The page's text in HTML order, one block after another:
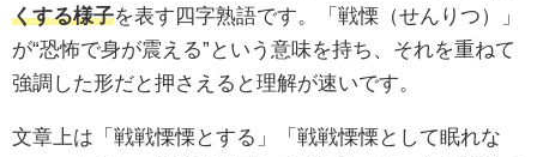
くする様子を表す四字熟語です。「戦慄（せんりつ）」
が“恐怖で身が震える”という意味を持ち、それを重ねて
強調した形だと押さえると理解が速いです。
文章上は「戦戦慄慄とする」「戦戦慄慄として眠れな